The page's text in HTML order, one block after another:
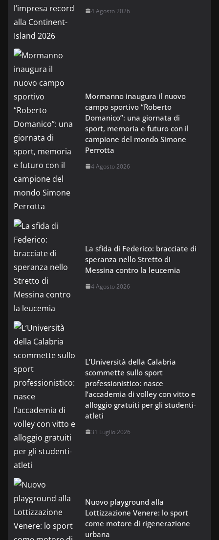
4 Agosto 2026
Mormanno inaugura il nuovo
campo sportivo “Roberto
Domanico”: una giornata di
sport, memoria e futuro con il
campione del mondo Simone
Perrotta
4 Agosto 2026
La sfida di Federico: bracciate di
speranza nello Stretto di
Messina contro la leucemia
4 Agosto 2026
L’Università della Calabria
scommette sullo sport
professionistico: nasce
l’accademia di volley con vitto e
alloggio gratuiti per gli studenti-
atleti
31 Luglio 2026
Nuovo playground alla
Lottizzazione Venere: lo sport
come motore di rigenerazione
urbana